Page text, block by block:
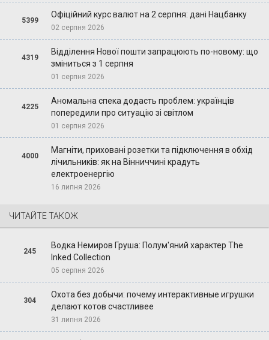
5399
Офіційний курс валют на 2 серпня: дані Нацбанку
02 серпня 2026
4319
Відділення Нової пошти запрацюють по-новому: що
зміниться з 1 серпня
01 серпня 2026
4225
Аномальна спека додасть проблем: українців
попередили про ситуацію зі світлом
01 серпня 2026
4000
Магніти, приховані розетки та підключення в обхід
лічильників: як на Вінниччині крадуть
електроенергію
16 липня 2026
ЧИТАЙТЕ ТАКОЖ
245
Водка Немиров Груша: Полум'яний характер The
Inked Collection
05 серпня 2026
304
Охота без добычи: почему интерактивные игрушки
делают котов счастливее
31 липня 2026